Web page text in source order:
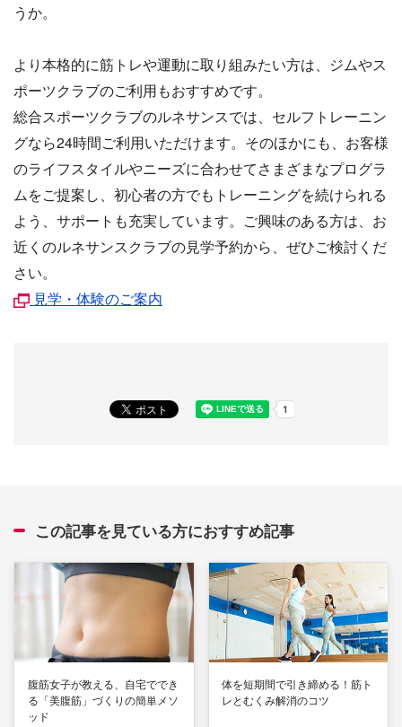
うか。
より本格的に筋トレや運動に取り組みたい方は、ジムやス
ポーツクラブのご利用もおすすめです。
総合スポーツクラブのルネサンスでは、セルフトレーニン
グなら24時間ご利用いただけます。そのほかにも、お客様
のライフスタイルやニーズに合わせてさまざまなプログラ
ムをご提案し、初心者の方でもトレーニングを続けられる
よう、サポートも充実しています。ご興味のある方は、お
近くのルネサンスクラブの見学予約から、ぜひご検討くだ
さい。
見学・体験のご案内
この記事を見ている方におすすめ記事
腹筋女子が教える、自宅ででき
る「美腹筋」づくりの簡単メソ
ッド
体を短期間で引き締める！筋ト
レとむくみ解消のコツ